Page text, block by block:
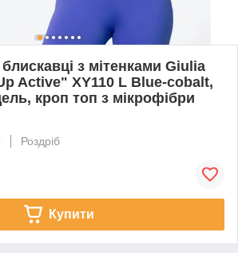
з мітенками Giulia
Active" XY110 L Blue-cobalt,
кроп топ з мікрофібри
Роздріб
Купити